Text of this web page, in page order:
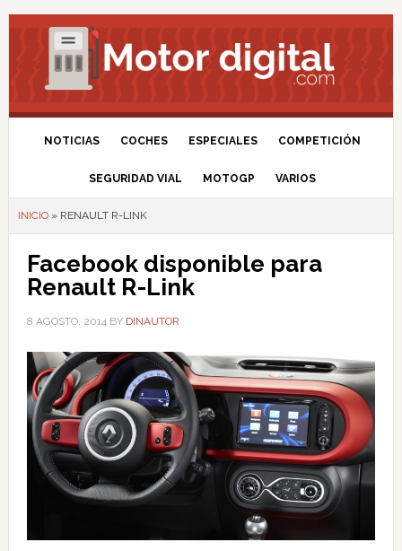
NOTICIAS COCHES ESPECIALES COMPETICIÓN
SEGURIDAD VIAL MOTOGP VARIOS
INICIO» RENAULT R-LINK
Facebook disponible para
Renault R-Link
8 AGOSTO, 2014BY DINAUTOR